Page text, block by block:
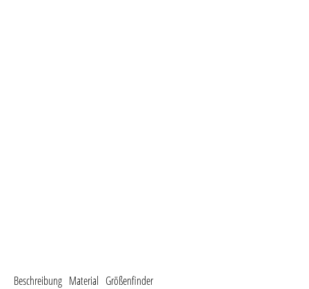
Beschreibung Material Größenfinder